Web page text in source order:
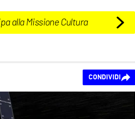
alla Missione Cultura
CONDIVIDI